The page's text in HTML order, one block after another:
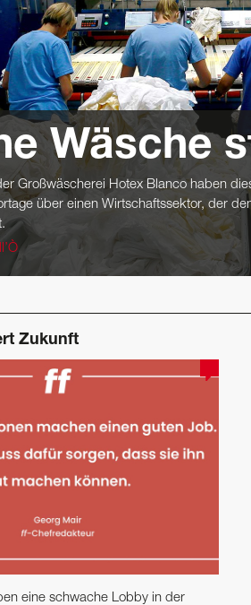
Wäsche
Großwäscherei Hotex Blanco haben
über einen Wirtschaftssektor, der
Zukunft
eine schwache Lobby in der